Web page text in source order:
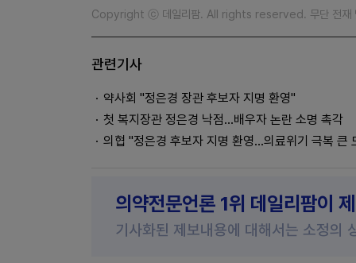
Copyright ⓒ 데일리팜. All rights reserved. 무단 전재
관련기사
약사회 "정은경 장관 후보자 지명 환영"
첫 복지장관 정은경 낙점…배우자 논란 소명 촉각
의협 "정은경 후보자 지명 환영...의료위기 극복 큰
의약전문언론 1위 데일리팜이
기사화된 제보내용에 대해서는 소정의